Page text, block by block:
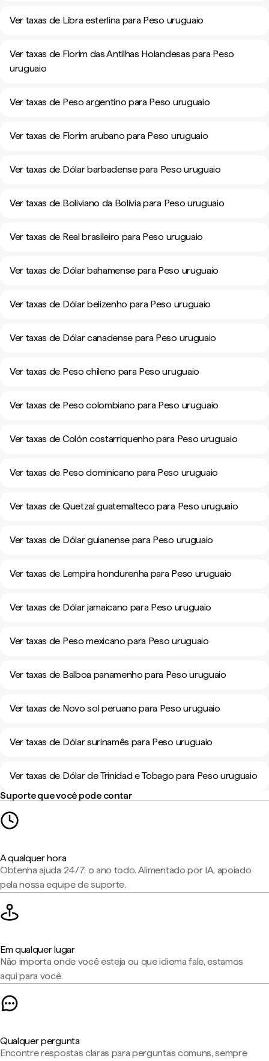
Ver taxas de Libra esterlina para Peso uruguaio
Ver taxas de Florim das Antilhas Holandesas para Peso
uruguaio
Ver taxas de Peso argentino para Peso uruguaio
Ver taxas de Florim arubano para Peso uruguaio
Ver taxas de Dólar barbadense para Peso uruguaio
Ver taxas de Boliviano da Bolívia para Peso uruguaio
Ver taxas de Real brasileiro para Peso uruguaio
Ver taxas de Dólar bahamense para Peso uruguaio
Ver taxas de Dólar belizenho para Peso uruguaio
Ver taxas de Dólar canadense para Peso uruguaio
Ver taxas de Peso chileno para Peso uruguaio
Ver taxas de Peso colombiano para Peso uruguaio
Ver taxas de Colón costarriquenho para Peso uruguaio
Ver taxas de Peso dominicano para Peso uruguaio
Ver taxas de Quetzal guatemalteco para Peso uruguaio
Ver taxas de Dólar guianense para Peso uruguaio
Ver taxas de Lempira hondurenha para Peso uruguaio
Ver taxas de Dólar jamaicano para Peso uruguaio
Ver taxas de Peso mexicano para Peso uruguaio
Ver taxas de Balboa panamenho para Peso uruguaio
Ver taxas de Novo sol peruano para Peso uruguaio
Ver taxas de Dólar surinamês para Peso uruguaio
Ver taxas de Dólar de Trinidad e Tobago para Peso uruguaio
Suporte que você pode contar
A qualquer hora
Obtenha ajuda 24/7, o ano todo. Alimentado por IA, apoiado
pela nossa equipe de suporte.
Em qualquer lugar
Não importa onde você esteja ou que idioma fale, estamos
aqui para você.
Qualquer pergunta
Encontre respostas claras para perguntas comuns, sempre